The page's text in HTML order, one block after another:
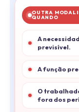
OUTRA
QUANDO
A
previsível.
A função
O
fora dos